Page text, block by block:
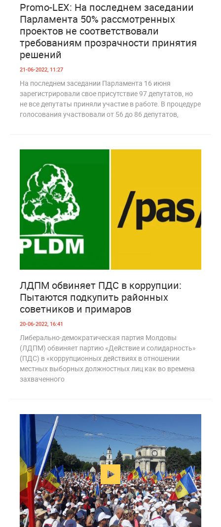
Promo-LEX: На последнем заседании
Парламента 50% рассмотренных
проектов не соответствовали
требованиям прозрачности принятия
решений
21-06-2022, 11:27
На последнем заседании Парламента 16 июня
зарегистрировали свое присутствие 97 депутатов, но
не все депутаты приняли участие в работе. В процедуре
голосования участвовали от 56 до 86 депутатов,
ЛДПМ обвиняет ПДС в коррупции:
Пытаются подкупить районных
советников и примаров
20-06-2022, 16:41
Либерально-демократическая партия Молдовы
(ЛДПМ) обвиняет партию «Действие и солидарность»
(ПДС) в «коррупционных действиях в отношении
местных выборных должностных лиц как во времена
захваченного